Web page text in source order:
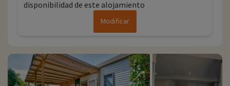
disponibilidad de este alojamiento
Modificar